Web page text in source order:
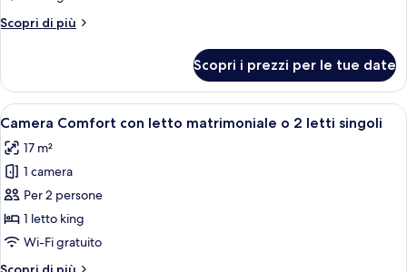
giardino
Scopri di più
Altri
Standard,
vista
giardino
Scopri i prezzi per le tue date
Apri
tutte
le
foto
per
Camera
Comfort
Camera d'albergo con un letto, un
5
Camera Comfort con letto matrimoniale o 2 letti singoli
17 m²
1 camera
Per 2 persone
1 letto king
Wi-Fi gratuito
Altri